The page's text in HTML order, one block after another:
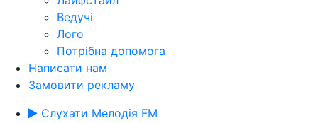
Ведучі
Лого
Потрібна допомога
Написати нам
Замовити рекламу
Слухати Мелодія FM